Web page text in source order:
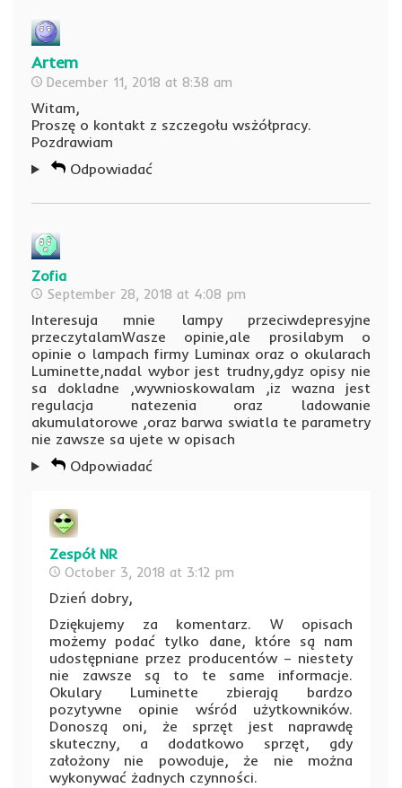
Artem
December 11, 2018 at 8:38 am
Witam,
Proszę o kontakt z szczegołu wsżółpracy.
Pozdrawiam
Odpowiadać
Zofia
September 28, 2018 at 4:08 pm
Interesuja mnie lampy przeciwdepresyjne
przeczytalamWasze opinie,ale prosilabym o
opinie o lampach firmy Luminax oraz o okularach
Luminette,nadal wybor jest trudny,gdyz opisy nie
sa dokladne ,wywnioskowalam ,iz wazna jest
regulacja natezenia oraz ladowanie
akumulatorowe ,oraz barwa swiatla te parametry
nie zawsze sa ujete w opisach
Odpowiadać
Zespół NR
October 3, 2018 at 3:12 pm
Dzień dobry,
Dziękujemy za komentarz. W opisach
możemy podać tylko dane, które są nam
udostępniane przez producentów – niestety
nie zawsze są to te same informacje.
Okulary Luminette zbierają bardzo
pozytywne opinie wśród użytkowników.
Donoszą oni, że sprzęt jest naprawdę
skuteczny, a dodatkowo sprzęt, gdy
założony nie powoduje, że nie można
wykonywać żadnych czynności.